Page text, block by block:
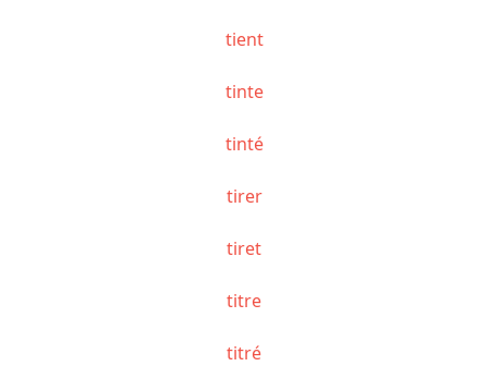
tient
tinte
tinté
tirer
tiret
titre
titré